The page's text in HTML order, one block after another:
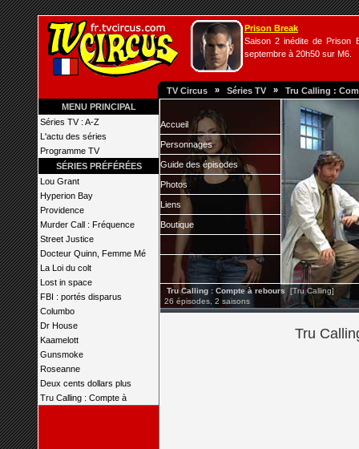
Prison Break
Saison 2 inédite de Prison
septembre à 20h50 sur M6.
TV Circus » Séries TV » Tru Calling :
MENU PRINCIPAL
Séries TV : A-Z
L'actu des séries
Programme TV
SÉRIES PRÉFÉRÉES
Lou Grant
Hyperion Bay
Providence
Murder Call : Fréquence
Street Justice
Docteur Quinn, Femme Mé
La Loi du colt
Lost in space
FBI : portés disparus
Columbo
Dr House
Kaamelott
Gunsmoke
Roseanne
Deux cents dollars plus
Tru Calling : Compte à
Accueil
Personnages
Guide des épisodes
Photos
Liens
Boutique
Tru Calling : Compte à rebours
[Tru Calling]
26 épisodes, 2 saisons
Tru